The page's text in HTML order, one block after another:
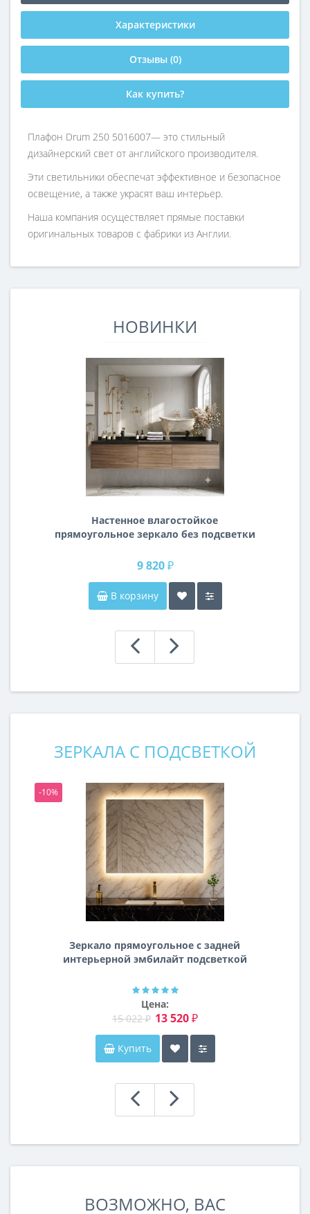
Характеристики
Отзывы (0)
Как купить?
Плафон Drum 250 5016007— это стильный
дизайнерский свет от английского производителя.
Эти светильники обеспечат эффективное и безопасное
освещение, а также украсят ваш интерьер.
Наша компания осуществляет прямые поставки
оригинальных товаров с фабрики из Англии.
НОВИНКИ
Настенное влагостойкое
прямоугольное зеркало без подсветки
9 820 ₽
В корзину
ЗЕРКАЛА С ПОДСВЕТКОЙ
-10%
Зеркало прямоугольное с задней
интерьерной эмбилайт подсветкой
Цена:
15 022 ₽ 13 520 ₽
Купить
ВОЗМОЖНО, ВАС